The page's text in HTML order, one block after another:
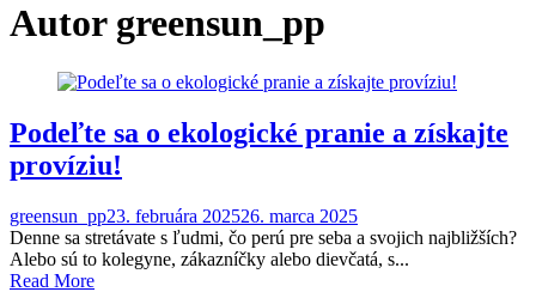
Autor greensun_pp
Podeľte sa o ekologické pranie a získajte
províziu!
greensun_pp23. februára 202526. marca 2025
Denne sa stretávate s ľudmi, čo perú pre seba a svojich najbližších?
Alebo sú to kolegyne, zákazníčky alebo dievčatá, s...
Read More